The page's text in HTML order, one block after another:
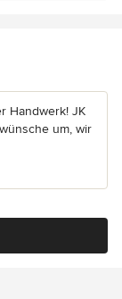
Handwerk! JK
um, wir